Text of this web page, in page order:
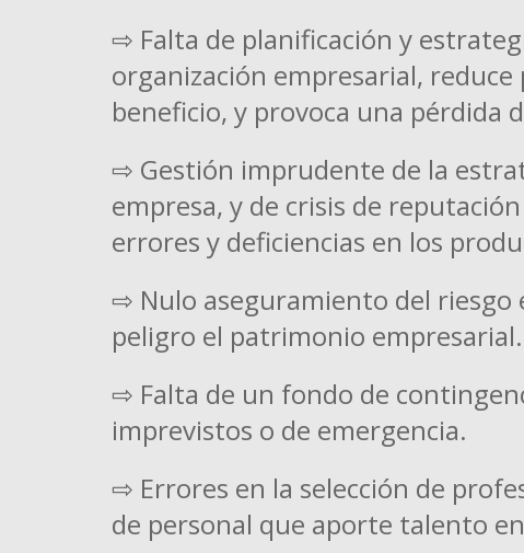
⇨ Falta de planificación y
organización empresarial,
beneficio, y provoca una pérdida
⇨ Gestión imprudente de la
empresa, y de crisis de
errores y deficiencias en los
⇨ Nulo aseguramiento del riesgo
peligro el patrimonio empresarial.
⇨ Falta de un fondo de
imprevistos o de emergencia.
⇨ Errores en la selección de
de personal que aporte talento